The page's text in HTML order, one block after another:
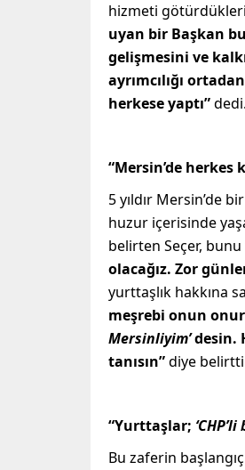
hizmeti
uyan bir Başkan
gelişmesini ve
ayrımcılığı
herkese yaptı”dedi.
“Mersin’de
5 yıldır Mersin’de
huzur içerisinde
belirten Seçer,
olacağız. Zor
yurttaşlık hakkına
meşrebi onun
Mersinliyim’desin.
tanısın”diye
“Yurttaşlar;
Bu zaferin